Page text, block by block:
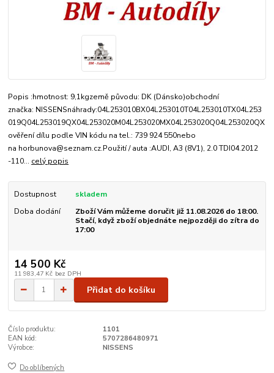
Popis :hmotnost: 9,1kgzemě původu: DK (Dánsko)obchodní
značka: NISSENSnáhrady:04L253010BX04L253010T04L253010TX04L253
019Q04L253019QX04L253020M04L253020MX04L253020Q04L253020QX
ověření dílu podle VIN kódu na tel.: 739 924 550nebo
na horbunova@seznam.cz.Použití / auta :AUDI, A3 (8V1), 2.0 TDI04.2012
-110... celý popis
Dostupnost
skladem
Doba dodání
Zboží Vám můžeme doručit již 11.08.2026 do 18:00.
Stačí, když zboží objednáte nejpozději do zítra do
17:00
14 500 Kč
11 983,47 Kč bez DPH
Přidat do košíku
Číslo produktu:
1101
EAN kód:
5707286480971
Výrobce:
NISSENS
Do oblíbených